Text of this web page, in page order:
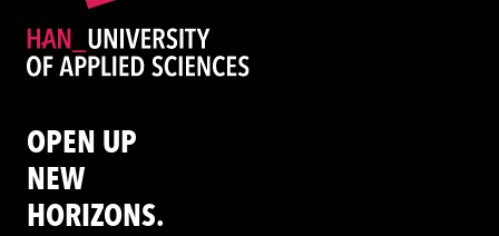
OPEN UP
NEW
HORIZONS.